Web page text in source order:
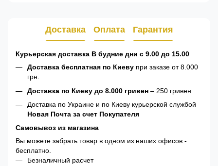
Доставка Оплата Гарантия
Курьерская доставка В будние дни с 9.00 до 15.00
Доставка бесплатная по Киеву при заказе от 8.000
грн.
Доставка по Киеву до 8.000 гривен – 250 гривен
Доставка по Украине и по Киеву курьерской службой
Новая Почта за счет Покупателя
Самовывоз из магазина
Вы можете забрать товар в одном из наших офисов -
бесплатно.
Безналичный расчет